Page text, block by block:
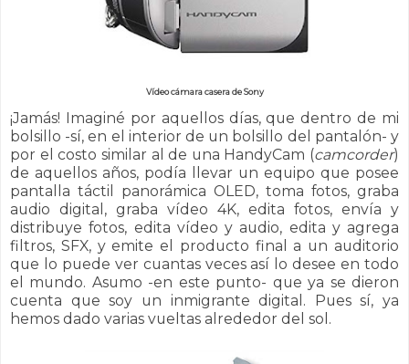
Vídeo cámara casera de Sony
¡Jamás! Imaginé por aquellos días, que dentro de mi
bolsillo -sí, en el interior de un bolsillo del pantalón- y
por el costo similar al de una HandyCam (camcorder)
de aquellos años, podía llevar un equipo que posee
pantalla táctil panorámica OLED, toma fotos, graba
audio digital, graba vídeo 4K, edita fotos, envía y
distribuye fotos, edita vídeo y audio, edita y agrega
filtros, SFX, y emite el producto final a un auditorio
que lo puede ver cuantas veces así lo desee en todo
el mundo. Asumo -en este punto- que ya se dieron
cuenta que soy un inmigrante digital. Pues sí, ya
hemos dado varias vueltas alrededor del sol.